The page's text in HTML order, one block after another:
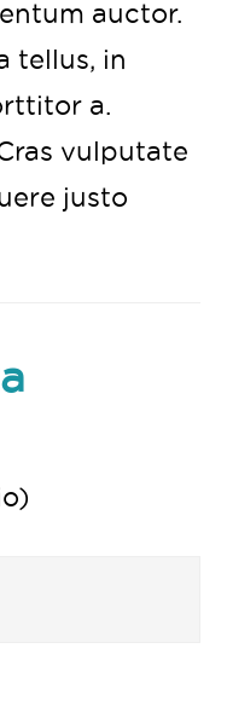
auctor.
tellus, in
a.
vulputate
justo